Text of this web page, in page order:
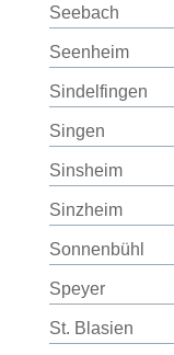
Seebach
Seenheim
Sindelfingen
Singen
Sinsheim
Sinzheim
Sonnenbühl
Speyer
St. Blasien